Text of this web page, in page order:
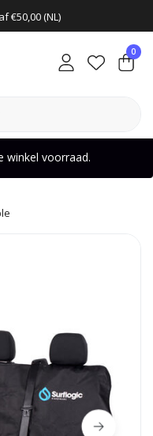
€50,00 (NL)
0
winkel voorraad.